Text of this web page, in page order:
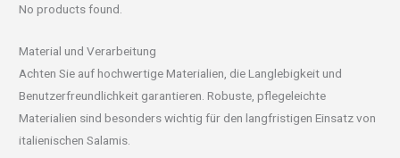
No products found.
Material und Verarbeitung
Achten Sie auf hochwertige Materialien, die Langlebigkeit und
Benutzerfreundlichkeit garantieren. Robuste, pflegeleichte
Materialien sind besonders wichtig für den langfristigen Einsatz von
italienischen Salamis.